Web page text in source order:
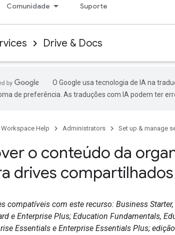
Comunidade Suporte
Drive & Docs
O Google usa tecnologia de IA na
de preferência. As traduções com IA podem ter
Help Administrators Set up & manage
o conteúdo da
drives compartilhados
compatíveis com este recurso: Business
e Enterprise Plus; Education Fundamentals,
Essentials e Enterprise Essentials Plus;